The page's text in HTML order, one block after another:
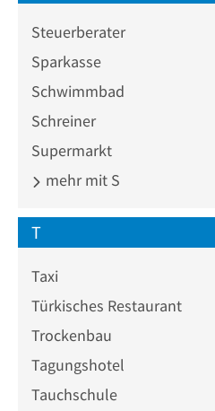
Steuerberater
Sparkasse
Schwimmbad
Schreiner
Supermarkt
mehr mit S
T
Taxi
Türkisches Restaurant
Trockenbau
Tagungshotel
Tauchschule